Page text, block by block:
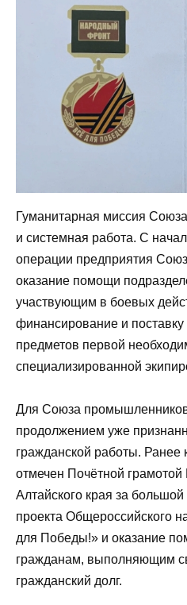
Гуманитарная миссия
и системная работа. С
операции предприятия
оказание помощи
участвующим в боевых
финансирование и
предметов первой
специализированной
Для Союза промышленников
продолжением уже
гражданской работы.
отмечен Почётной грамотой
Алтайского края за
проекта Общероссийского
для Победы!» и оказание
гражданам, выполняющим
гражданский долг.